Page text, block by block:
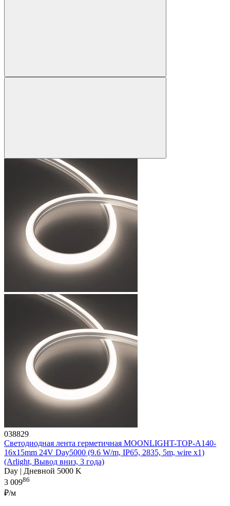
038829
Светодиодная лента герметичная MOONLIGHT-TOP-A140-
16x15mm 24V Day5000 (9.6 W/m, IP65, 2835, 5m, wire x1)
(Arlight, Вывод вниз, 3 года)
Day | Дневной 5000 K
3 00986
₽/м